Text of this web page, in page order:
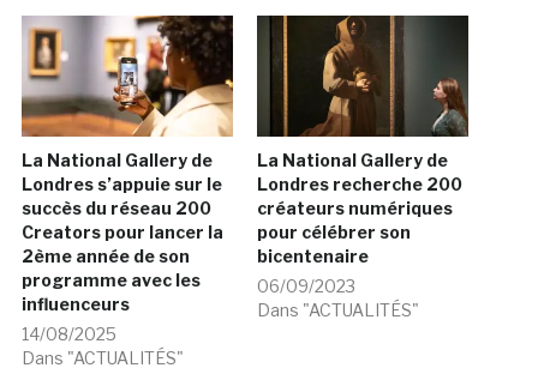
La National Gallery de
Londres s’appuie sur le
succès du réseau 200
Creators pour lancer la
2ème année de son
programme avec les
influenceurs
14/08/2025
Dans "ACTUALITÉS"
La National Gallery de
Londres recherche 200
créateurs numériques
pour célébrer son
bicentenaire
06/09/2023
Dans "ACTUALITÉS"